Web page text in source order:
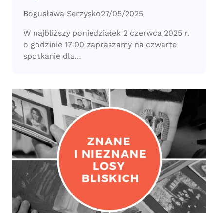
Bogusława Serzysko27/05/2025
W najbliższy poniedziałek 2 czerwca 2025 r.
o godzinie 17:00 zapraszamy na czwarte
spotkanie dla…